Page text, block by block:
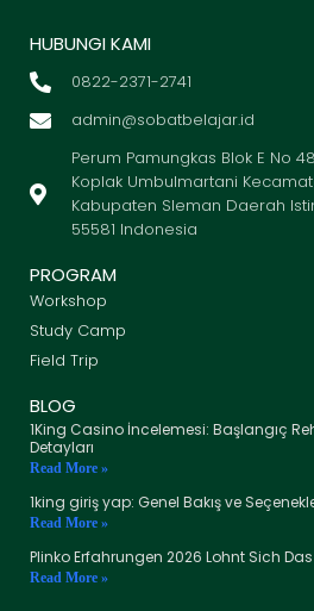
HUBUNGI KAMI
0822-2371-2741
admin@sobatbelajar.id
Perum Pamungkas Blok E No
Koplak Umbulmartani
Kabupaten Sleman Daerah
55581 Indonesia
PROGRAM
Workshop
Study Camp
Field Trip
BLOG
1King Casino İncelemesi: Başlangıç
Detayları
Read More »
1king giriş yap: Genel Bakış ve
Read More »
Plinko Erfahrungen 2026 Lohnt Sich
Read More »